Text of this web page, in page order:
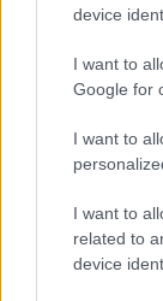
device
I want to
Google for
I want to
I want to
related to
device